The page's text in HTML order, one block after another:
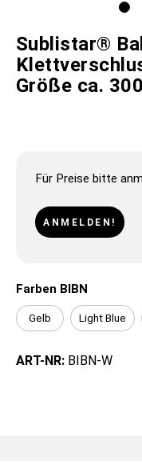
Sublistar®
Größe ca.
Für Preise bitte
ANMELDEN!
Farben BIBN
Gelb Light Blue
ART-NR: BIBN-W